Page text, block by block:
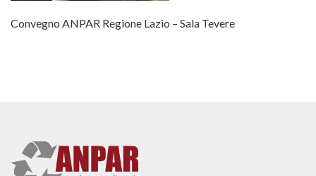
Convegno ANPAR Regione Lazio – Sala Tevere